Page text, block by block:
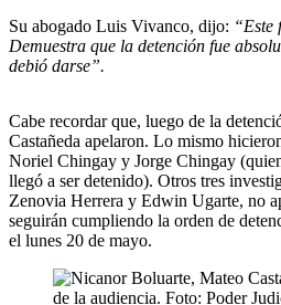
Su abogado Luis Vivanco, dijo: “Este
Demuestra que la detención fue
debió darse”.
Cabe recordar que, luego de la
Castañeda apelaron. Lo mismo
Noriel Chingay y Jorge Chingay
llegó a ser detenido). Otros tres
Zenovia Herrera y Edwin Ugarte, no
seguirán cumpliendo la orden de
el lunes 20 de mayo.